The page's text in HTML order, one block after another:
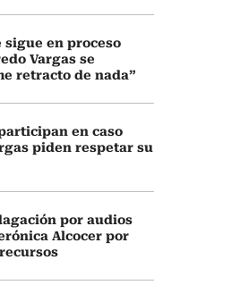
en proceso
Vargas se
retracto de nada”
en caso
piden respetar su
por audios
Alcocer por